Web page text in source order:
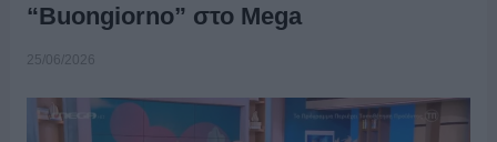
“Buongiorno” στο Mega
25/06/2026